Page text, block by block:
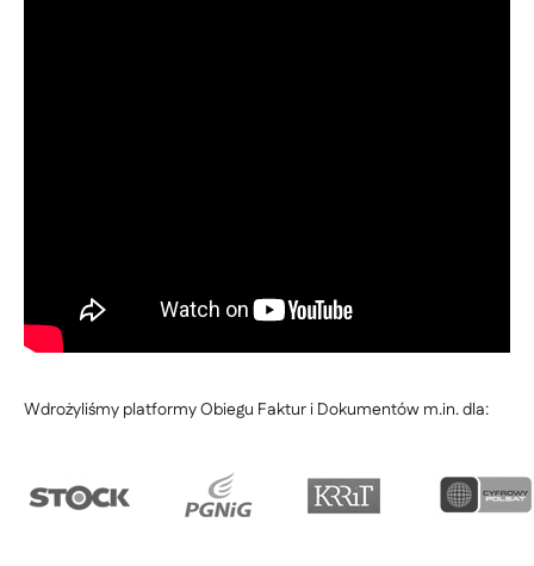
Wdrożyliśmy platformy Obiegu Faktur i Dokumentów m.in. dla: